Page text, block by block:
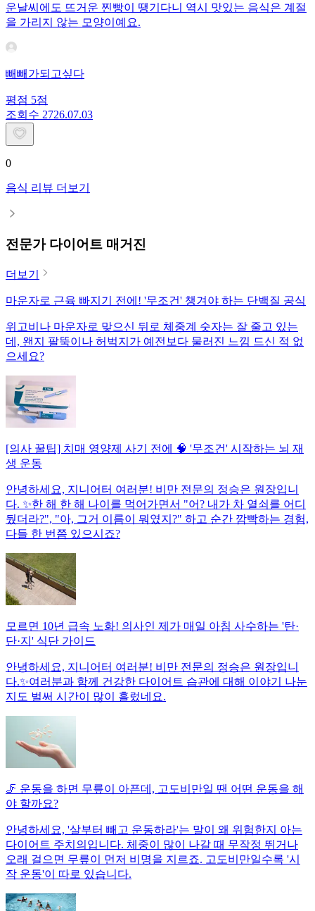
운날씨에도 뜨거운 찐빵이 땡기다니 역시 맛있는 음식은 계절
을 가리지 않는 모양이예요.
빼빼가되고싶다
평점 5점
조회수 2726.07.03
0
음식 리뷰 더보기
전문가 다이어트 매거진
더보기
마운자로 근육 빠지기 전에! '무조건' 챙겨야 하는 단백질 공식
위고비나 마운자로 맞으신 뒤로 체중계 숫자는 잘 줄고 있는
데, 왠지 팔뚝이나 허벅지가 예전보다 물러진 느낌 드신 적 없
으세요?
[의사 꿀팁] 치매 영양제 사기 전에 🧠 '무조건' 시작하는 뇌 재
생 운동
안녕하세요, 지니어터 여러분! 비만 전문의 정승은 원장입니
다. ✨한 해 한 해 나이를 먹어가면서 "어? 내가 차 열쇠를 어디
뒀더라?", "아, 그거 이름이 뭐였지?" 하고 순간 깜빡하는 경험,
다들 한 번쯤 있으시죠?
모르면 10년 급속 노화! 의사인 제가 매일 아침 사수하는 '탄·
단·지' 식단 가이드
안녕하세요, 지니어터 여러분! 비만 전문의 정승은 원장입니
다.✨여러분과 함께 건강한 다이어트 습관에 대해 이야기 나눈
지도 벌써 시간이 많이 흘렀네요.
🦵 운동을 하면 무릎이 아픈데, 고도비만일 땐 어떤 운동을 해
야 할까요?
안녕하세요, '살부터 빼고 운동하라'는 말이 왜 위험한지 아는
다이어트 주치의입니다. 체중이 많이 나갈 때 무작정 뛰거나
오래 걸으면 무릎이 먼저 비명을 지르죠. 고도비만일수록 '시
작 운동'이 따로 있습니다.